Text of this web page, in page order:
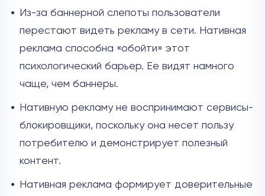
Из-за баннерной слепоты пользователи
перестают видеть рекламу в сети. Нативная
реклама способна «обойти» этот
психологический барьер. Ее видят намного
чаще, чем баннеры.
Нативную рекламу не воспринимают сервисы-
блокировщики, поскольку она несет пользу
потребителю и демонстрирует полезный
контент.
Нативная реклама формирует доверительные